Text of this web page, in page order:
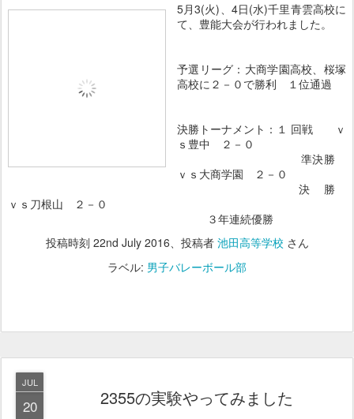
5月3(火)、4日(水)千里青雲高校に
て、豊能大会が行われました。
予選リーグ：大商学園高校、桜塚
高校に２－０で勝利 １位通過
決勝トーナメント：１ 回戦 ｖ
ｓ豊中 ２－０
準決勝
ｖｓ大商学園 ２－０
決 勝
ｖｓ刀根山 ２－０
３年連続優勝
投稿時刻 22nd July 2016、投稿者 池田高等学校 さん
ラベル: 男子バレーボール部
JUL
20 2355の実験やってみました